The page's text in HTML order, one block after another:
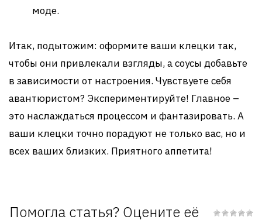
моде.
Итак, подытожим: оформите ваши клецки так,
чтобы они привлекали взгляды, а соусы добавьте
в зависимости от настроения. Чувствуете себя
авантюристом? Экспериментируйте! Главное –
это наслаждаться процессом и фантазировать. А
ваши клецки точно порадуют не только вас, но и
всех ваших близких. Приятного аппетита!
Помогла статья? Оцените её